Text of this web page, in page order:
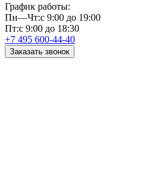
График работы:
Пн—Чт:с 9:00 до 19:00
Пт:с 9:00 до 18:30
+7 495 600-44-40
Заказать звонок